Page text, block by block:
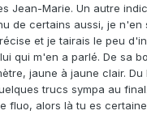
Jean-Marie. Un autre
de certains aussi, je n'en
et je tairais le peu
qui m'en a parlé. De sa
jaune à jaune clair.
trucs sympa au
fluo, alors là tu es